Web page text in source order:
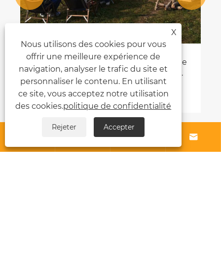
Qu'est-ce qui fait d'une tente en dôme
le choix parfait pour les aventures en
plein air?
Voir plus >>
À propos de nous  
X
Nous utilisons des cookies pour vous
offrir une meilleure expérience de
navigation, analyser le trafic du site et
personnaliser le contenu. En utilisant
ce site, vous acceptez notre utilisation
des cookies.politique de confidentialité
Rejeter Accepter